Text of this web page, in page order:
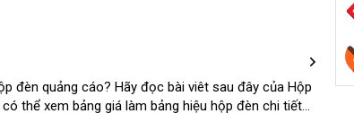
đèn quảng cáogiá
sỉ
? Hãy đọc bài viêt nước
ngoài
sau đây nhập
hàng
của Hộp
bảo
có thể xem bảng giá làm bảng hiệu hộp đèn chi tiết...